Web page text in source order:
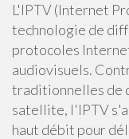
L'IPTV (Internet
technologie de
protocoles
audiovisuels.
traditionnelles de
satellite, l'IPTV
haut débit pour